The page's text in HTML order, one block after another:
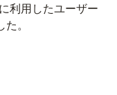
利用したユーザー
。